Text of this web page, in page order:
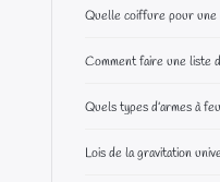
Quelle coiffure pour une
Comment faire une liste
Quels types d’armes à
Lois de la gravitation